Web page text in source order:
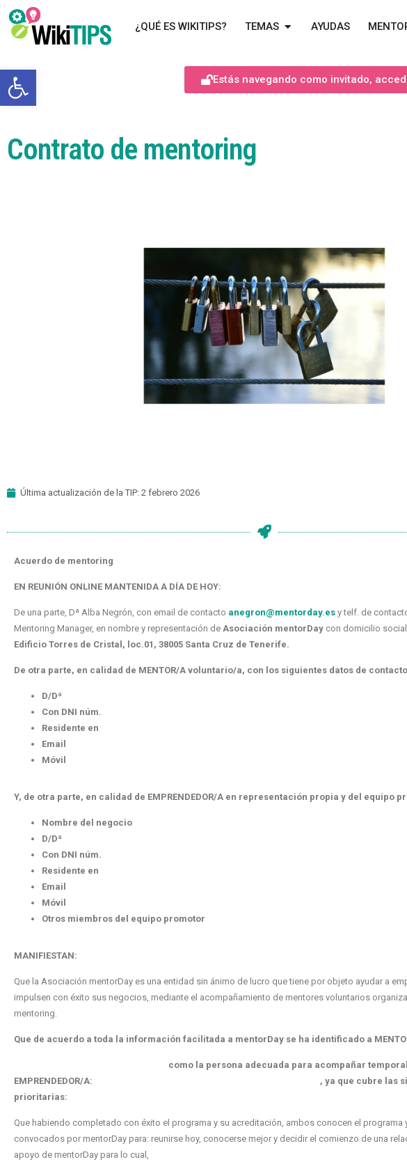
Abrir barra de herramientas
¿QUÉ ES WIKITIPS? TEMAS AYUDAS
Estás navegando como invitado,
Contrato de mentoring
Última actualización de la TIP: 2 febrero 2026
Acuerdo de mentoring
EN REUNIÓN ONLINE MANTENIDA A DÍA DE HOY:
De una parte, Dª Alba Negrón, con email de contacto anegron@mentorday.es y telf. de
Mentoring Manager, en nombre y representación de Asociación mentorDay con domicilio
Edificio Torres de Cristal, loc.01, 38005 Santa Cruz de Tenerife.
De otra parte, en calidad de MENTOR/A voluntario/a, con los siguientes datos de
D/Dª
Con DNI núm.
Residente en
Email
Móvil
Y, de otra parte, en calidad de EMPRENDEDOR/A en representación propia y del equipo
Nombre del negocio
D/Dª
Con DNI núm.
Residente en
Email
Móvil
Otros miembros del equipo promotor
MANIFIESTAN:
Que la Asociación mentorDay es una entidad sin ánimo de lucro que tiene por objeto ayudar a
impulsen con éxito sus negocios, mediante el acompañamiento de mentores voluntarios
mentoring.
Que de acuerdo a toda la información facilitada a mentorDay se ha identificado a
como la persona adecuada para acompañar
EMPRENDEDOR/A: , ya que cubre las siguientes
prioritarias:
Que habiendo completado con éxito el programa y su acreditación, ambos conocen el programa
convocados por mentorDay para: reunirse hoy, conocerse mejor y decidir el comienzo de una
apoyo de mentorDay para lo cual,